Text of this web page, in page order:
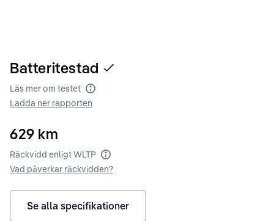
Batteritestad
Läs mer om testet Batteritest
Ladda ner rapporten
629 km
Räckvidd enligt WLTP Räckvidd enligt WLTP
Vad påverkar räckvidden?
Se alla specifikationer